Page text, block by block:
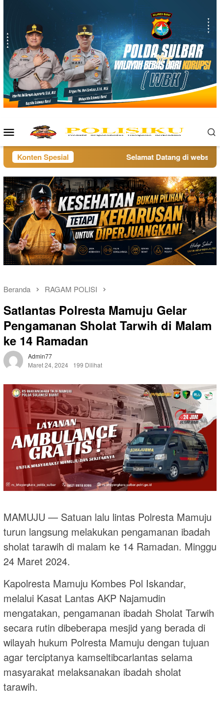
Menu
Mobile
Konten Spesial Selamat Datang di website
Beranda RAGAM POLISI
Satlantas Polresta Mamuju Gelar
Pengamanan Sholat Tarwih di Malam
ke 14 Ramadan
Admin77
Maret 24, 2024
199 Dilihat
MAMUJU — Satuan lalu lintas Polresta Mamuju
turun langsung melakukan pengamanan ibadah
sholat tarawih di malam ke 14 Ramadan. Minggu
24 Maret 2024.
Kapolresta Mamuju Kombes Pol Iskandar,
melalui Kasat Lantas AKP Najamudin
mengatakan, pengamanan ibadah Sholat Tarwih
secara rutin dibeberapa mesjid yang berada di
wilayah hukum Polresta Mamuju dengan tujuan
agar terciptanya kamseltibcarlantas selama
masyarakat melaksanakan ibadah sholat
tarawih.